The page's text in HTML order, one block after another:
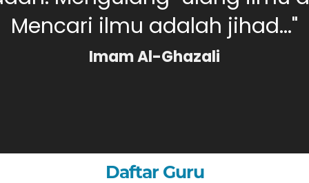
Mencari ilmu adalah jihad..."
Imam Al-Ghazali
Daftar GuruMERI DAHLIA, S.Pd